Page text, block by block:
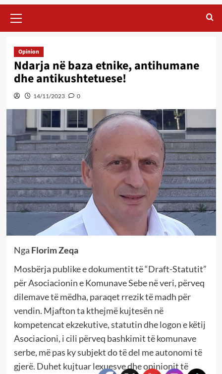
Menu
Opinion
Ndarja në baza etnike, antihumane
dhe antikushtetuese!
14/11/2023 0
Nga Florim Zeqa
Mosbërja publike e dokumentit të “Draft-Statutit”
për Asociacionin e Komunave Sebe në veri, përveq
dilemave të mëdha, paraqet rrezik të madh për
vendin. Mjafton ta kthejmë kujtesën në
kompetencat ekzekutive, statutin dhe logon e këtij
Asociacioni, i cili përveq bashkimit të komunave
serbe, më pas ky subjekt do të del me autonomi të
gjerë. Duhet kujtuar lexuesve dhe opinionit të